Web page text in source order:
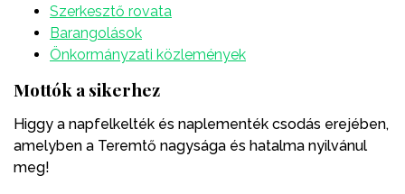
Szerkesztő rovata
Barangolások
Önkormányzati közlemények
Mottók a sikerhez
Higgy a napfelkelték és naplementék csodás erejében,
amelyben a Teremtő nagysága és hatalma nyilvánul
meg!